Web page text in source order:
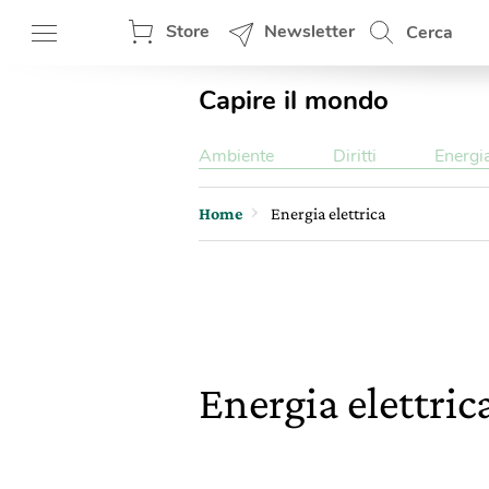
Store Newsletter Cerca
Capire il mondo
Ambiente Diritti
Home Energia elettrica
Energia